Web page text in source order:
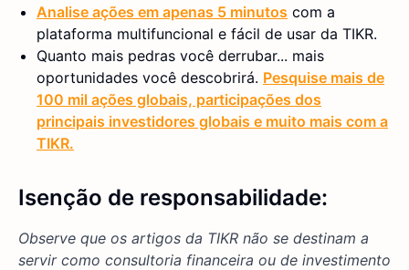
Analise ações em apenas 5 minutos com a
plataforma multifuncional e fácil de usar da TIKR.
Quanto mais pedras você derrubar... mais
oportunidades você descobrirá. Pesquise mais de
100 mil ações globais, participações dos
principais investidores globais e muito mais com a
TIKR.
Isenção de responsabilidade:
Observe que os artigos da TIKR não se destinam a
servir como consultoria financeira ou de investimento